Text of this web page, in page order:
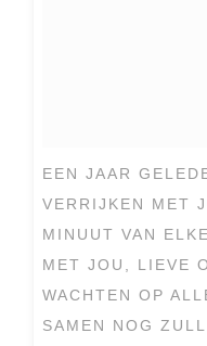
EEN JAAR
VERRIJKEN MET
MINUUT VAN
MET JOU, LIEVE
WACHTEN OP
SAMEN NOG